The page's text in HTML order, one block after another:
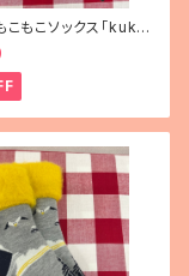
もこソックス「kukka
花畑）」